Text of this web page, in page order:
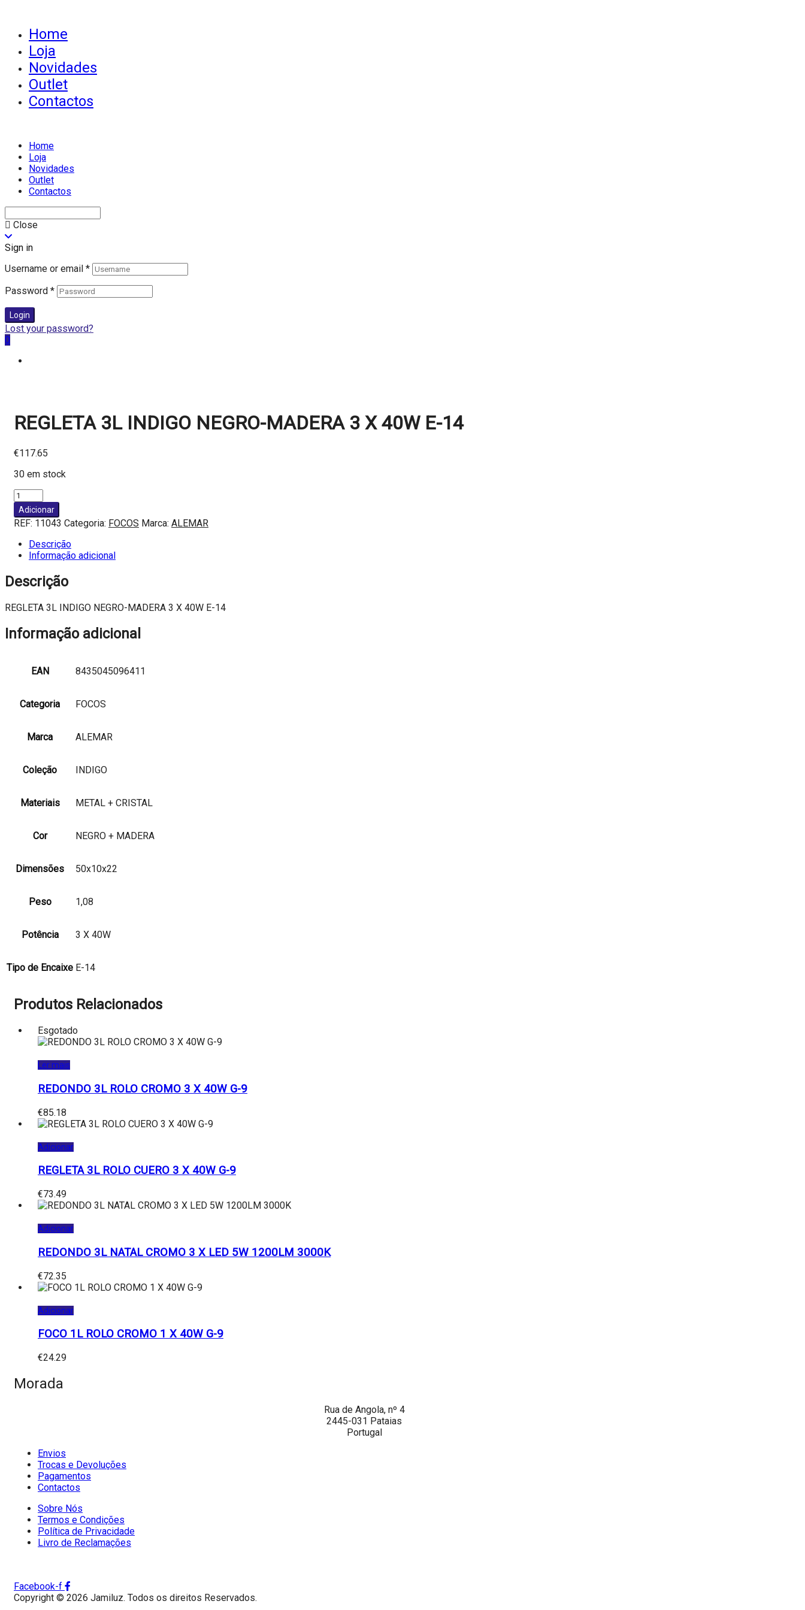
Home
Loja
Novidades
Outlet
Contactos
Home
Loja
Novidades
Outlet
Contactos
Close
Sign in
Username or email *
Password *
Login
Lost your password?
0
REGLETA 3L INDIGO NEGRO-MADERA 3 X 40W E-14
€117.65
30 em stock
Quantidade
de
REGLETA
3L
INDIGO
NEGRO-
MADERA
X
E-
Adicionar
REF: 11043 Categoria: FOCOS Marca: ALEMAR
Descrição
Informação adicional
Descrição
REGLETA 3L INDIGO NEGRO-MADERA 3 X 40W E-14
Informação adicional
EAN 8435045096411
Categoria FOCOS
Marca ALEMAR
Coleção INDIGO
Materiais METAL + CRISTAL
Cor NEGRO + MADERA
Dimensões 50x10x22
Peso 1,08
Potência 3 X 40W
Tipo de Encaixe E-14
Produtos Relacionados
Esgotado
Ler mais
REDONDO 3L ROLO CROMO 3 X 40W G-9
€85.18
Adicionar
REGLETA 3L ROLO CUERO 3 X 40W G-9
€73.49
Adicionar
REDONDO 3L NATAL CROMO 3 X LED 5W 1200LM 3000K
€72.35
Adicionar
FOCO 1L ROLO CROMO 1 X 40W G-9
€24.29
Morada
Rua de Angola, nº 4
2445-031 Pataias
Portugal
Envios
Trocas e Devoluções
Pagamentos
Contactos
Sobre Nós
Termos e Condições
Política de Privacidade
Livro de Reclamações
Facebook-f
Copyright © 2026 Jamiluz. Todos os direitos Reservados.